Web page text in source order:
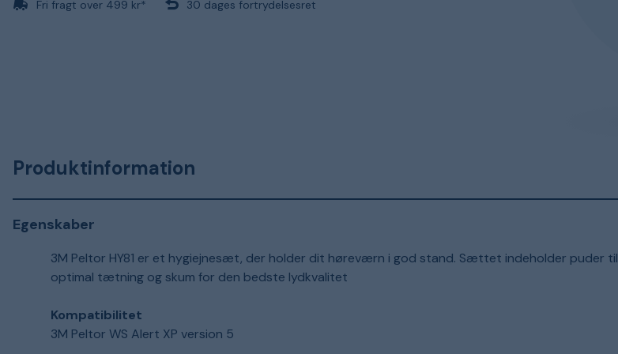
Fri fragt over 499 kr* 30 dages fortrydelsesret
Produktinformation
Egenskaber
3M Peltor HY81 er et hygiejnesæt, der holder dit høreværn i god stand. Sættet indeholder puder til
optimal tætning og skum for den bedste lydkvalitet
Kompatibilitet
3M Peltor WS Alert XP version 5